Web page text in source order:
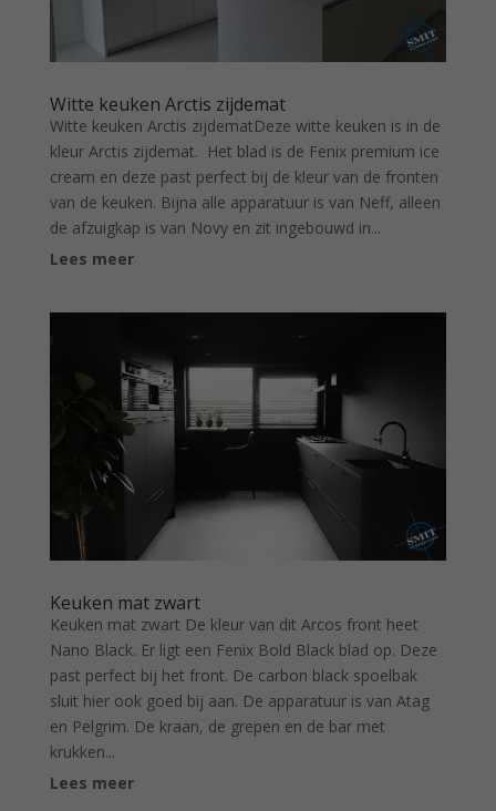
Witte keuken Arctis zijdemat
Witte keuken Arctis zijdematDeze witte keuken is in de
kleur Arctis zijdemat. Het blad is de Fenix premium ice
cream en deze past perfect bij de kleur van de fronten
van de keuken. Bijna alle apparatuur is van Neff, alleen
de afzuigkap is van Novy en zit ingebouwd in...
Lees meer
Keuken mat zwart
Keuken mat zwart De kleur van dit Arcos front heet
Nano Black. Er ligt een Fenix Bold Black blad op. Deze
past perfect bij het front. De carbon black spoelbak
sluit hier ook goed bij aan. De apparatuur is van Atag
en Pelgrim. De kraan, de grepen en de bar met
krukken...
Lees meer